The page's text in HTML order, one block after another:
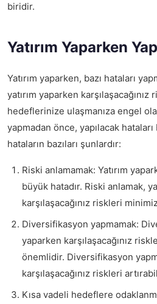
biridir.
Yatırım Yaparken
Yatırım yaparken, bazı hataları
yatırım yaparken
hedeflerinize ulaşmanıza engel
yapmadan önce, yapılacak
hataların bazıları şunlardır:
Riski anlamamak: Yatırım
büyük hatadır. Riski anlamak,
karşılaşacağınız riskleri
Diversifikasyon yapmamak:
yaparken karşılaşacağınız
önemlidir. Diversifikasyon
karşılaşacağınız riskleri
Kısa vadeli hedeflere